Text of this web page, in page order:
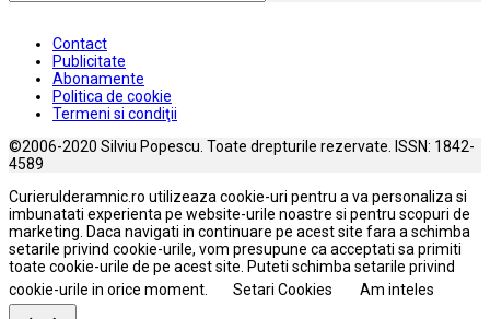
Contact
Publicitate
Abonamente
Politica de cookie
Termeni si condiţii
©2006-2020 Silviu Popescu. Toate drepturile rezervate. ISSN: 1842-
4589
Curierulderamnic.ro utilizeaza cookie-uri pentru a va personaliza si
imbunatati experienta pe website-urile noastre si pentru scopuri de
marketing. Daca navigati in continuare pe acest site fara a schimba
setarile privind cookie-urile, vom presupune ca acceptati sa primiti
toate cookie-urile de pe acest site. Puteti schimba setarile privind
cookie-urile in orice moment.
Setari Cookies Am inteles